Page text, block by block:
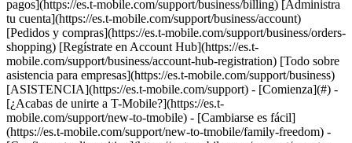
pagos](https://es.t-mobile.com/support/business/billing) [Administra
tu cuenta](https://es.t-mobile.com/support/business/account)
[Pedidos y compras](https://es.t-mobile.com/support/business/orders-
shopping) [Regístrate en Account Hub](https://es.t-
mobile.com/support/business/account-hub-registration) [Todo sobre
asistencia para empresas](https://es.t-mobile.com/support/business)
[ASISTENCIA](https://es.t-mobile.com/support) - [Comienza](#) -
[¿Acabas de unirte a T-Mobile?](https://es.t-
mobile.com/support/new-to-tmobile) - [Cambiarse es fácil]
(https://es.t-mobile.com/support/new-to-tmobile/family-freedom) -